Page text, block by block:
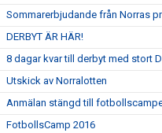
Sommarerbjudande från Norras
DERBYT ÄR HÄR!
8 dagar kvar till derbyt med stort D
Utskick av Norralotten
Anmälan stängd till
FotbollsCamp 2016